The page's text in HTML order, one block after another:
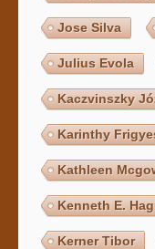
Jose Silva
Julius Evola
Kaczvinszky
Karinthy
Kathleen
Kenneth E.
Kerner Tibor